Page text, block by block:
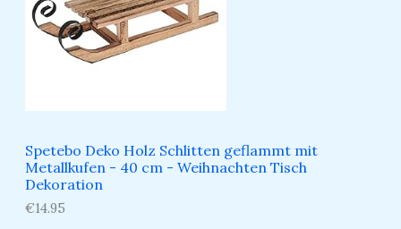
Spetebo Deko Holz Schlitten geflammt mit
Metallkufen - 40 cm - Weihnachten Tisch
Dekoration
€14.95